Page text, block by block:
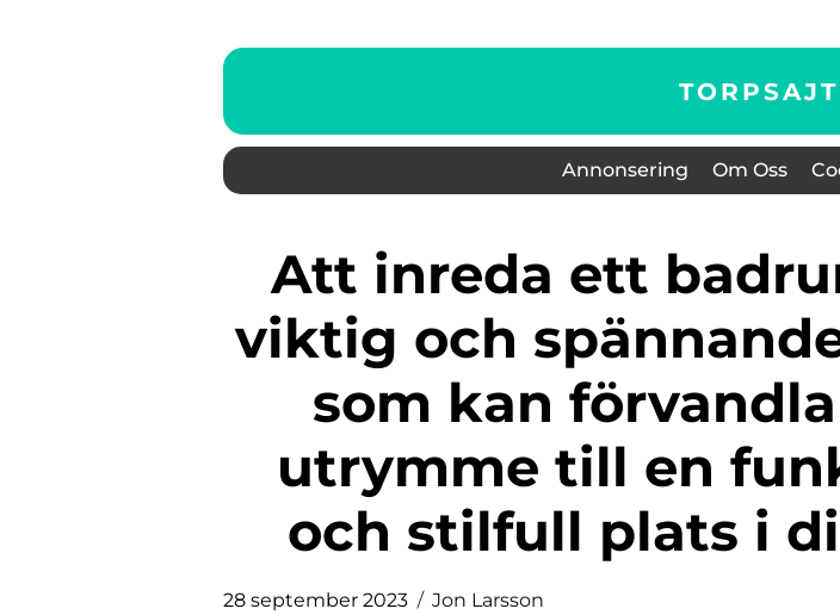
Annonsering Om Oss
Att inreda ett badrum är en
viktig och
som kan
utrymme till en
och stilfull plats i
28 september 2023 Jon Larsson